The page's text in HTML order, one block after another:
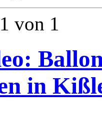
von 1
in